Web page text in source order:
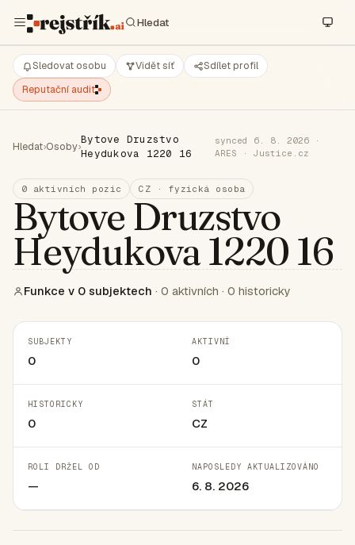
Sledovat osobu Vidět síť
Sdílet profil
Reputační audit
Hledat›Osoby›
Bytove Druzstvo
Heydukova 1220 16
synced 6. 8. 2026 ·
ARES · Justice.cz
0 aktivních pozic CZ · fyzická osoba
Bytove Druzstvo
Heydukova 1220 16
Funkce v 0 subjektech · 0 aktivních · 0 historicky
SUBJEKTY
0
AKTIVNÍ
0
HISTORICKY
0
STÁT
CZ
ROLI DRŽEL OD
—
NAPOSLEDY AKTUALIZOVÁNO
6. 8. 2026